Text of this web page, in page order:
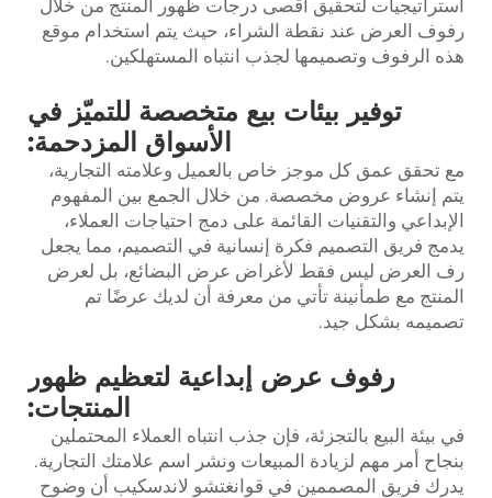
استراتيجيات لتحقيق أقصى درجات ظهور المنتج من خلال
رفوف العرض عند نقطة الشراء، حيث يتم استخدام موقع
هذه الرفوف وتصميمها لجذب انتباه المستهلكين.
توفير بيئات بيع متخصصة للتميّز في
الأسواق المزدحمة:
مع تحقق عمق كل موجز خاص بالعميل وعلامته التجارية،
يتم إنشاء عروض مخصصة. من خلال الجمع بين المفهوم
الإبداعي والتقنيات القائمة على دمج احتياجات العملاء،
يدمج فريق التصميم فكرة إنسانية في التصميم، مما يجعل
رف العرض ليس فقط لأغراض عرض البضائع، بل لعرض
المنتج مع طمأنينة تأتي من معرفة أن لديك عرضًا تم
تصميمه بشكل جيد.
رفوف عرض إبداعية لتعظيم ظهور
المنتجات:
في بيئة البيع بالتجزئة، فإن جذب انتباه العملاء المحتملين
بنجاح أمر مهم لزيادة المبيعات ونشر اسم علامتك التجارية.
يدرك فريق المصممين في قوانغتشو لاندسكيب أن وضوح